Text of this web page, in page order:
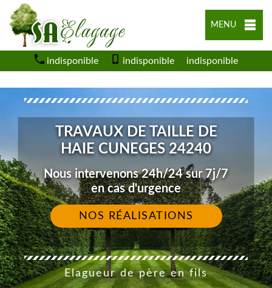
MENU
indisponible indisponible indisponible
TRAVAUX DE TAILLE DE
HAIE CUNEGES 24240
Nous intervenons 24h/24 sur 7j/7
en cas d'urgence
NOS RÉALISATIONS
Elagueur de père en fils